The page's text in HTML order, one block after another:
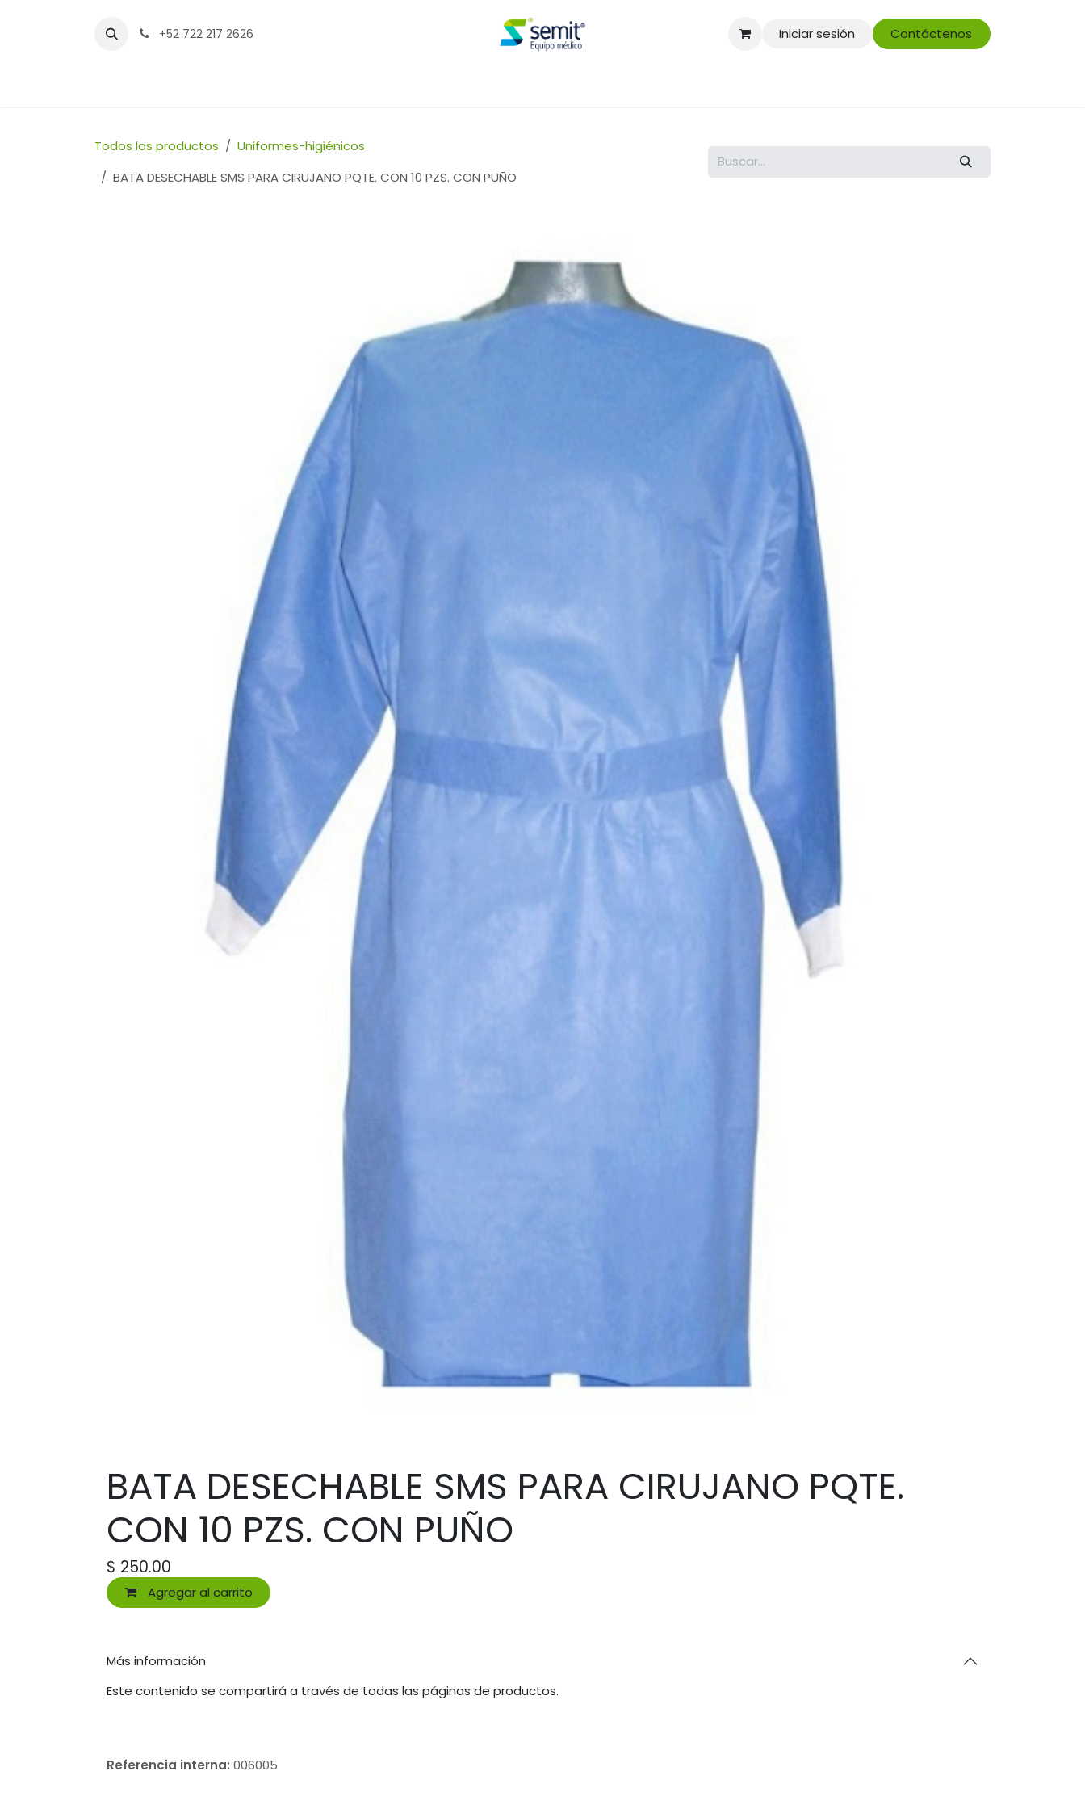
+52 722 217 2626 Iniciar sesión Contáctenos
Todos los productos
Uniformes-higiénicos
BATA DESECHABLE SMS PARA CIRUJANO PQTE. CON 10 PZS. CON PUÑO
BATA DESECHABLE SMS PARA CIRUJANO PQTE.
CON 10 PZS. CON PUÑO
$ 250.00
Agregar al carrito
Más información
Este contenido se compartirá a través de todas las páginas de productos.
Referencia interna: 006005